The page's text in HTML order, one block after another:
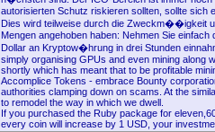
autorisierten Schutz riskieren sollten, sollte sich
Dies wird teilweise durch die Zweckm��igkeit
Mengen angehoben haben: Nehmen Sie
Dollar an Kryptow�hrung in drei Stunden
simply organising GPUs and even mining along
shortly which has meant that to be profitable
Accomplice Tokens - embrace Bounty
authorities clamping down on scams. At the
to remodel the way in which we dwell.
If you purchased the Ruby package for
every coin will increase by 1 USD, your